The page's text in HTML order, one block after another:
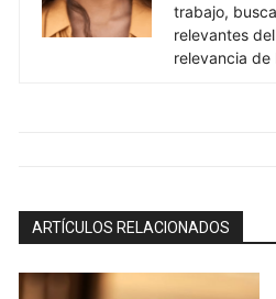
trabajo,
relevantes
relevancia de
ARTÍCULOS RELACIONADOS